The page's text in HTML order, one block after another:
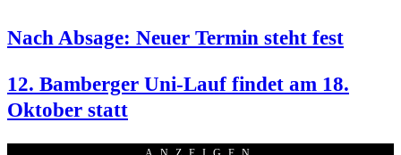
Nach Absa­ge: Neu­er Ter­min steht fest
12. Bam­ber­ger Uni-Lauf fin­det am 18.
Okto­ber statt